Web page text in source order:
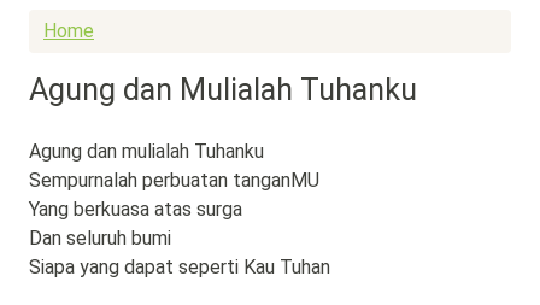
Home
Agung dan Mulialah Tuhanku
Agung dan mulialah Tuhanku
Sempurnalah perbuatan tanganMU
Yang berkuasa atas surga
Dan seluruh bumi
Siapa yang dapat seperti Kau Tuhan